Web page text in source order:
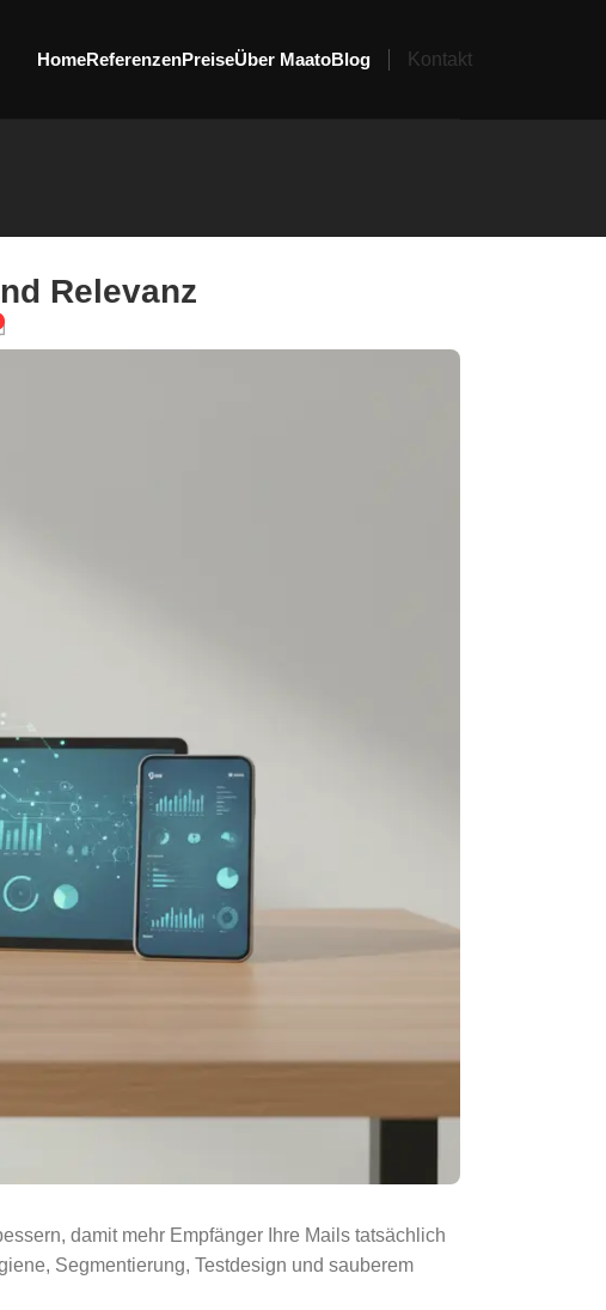
HomeReferenzenPreiseÜber MaatoBlog Kontakt
Relevanz
damit mehr Empfänger Ihre Mails tatsächlich
Segmentierung, Testdesign und sauberem